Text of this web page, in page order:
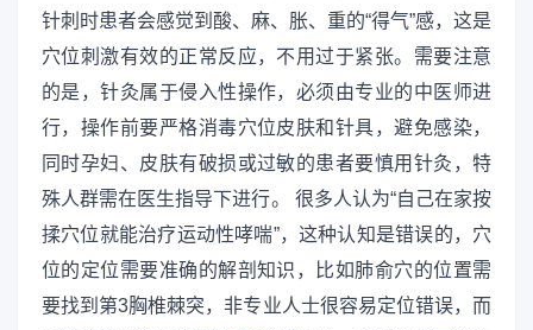
针刺时患者会感觉到酸、麻、胀、重的“得气”感，这是
穴位刺激有效的正常反应，不用过于紧张。需要注意
的是，针灸属于侵入性操作，必须由专业的中医师进
行，操作前要严格消毒穴位皮肤和针具，避免感染，
同时孕妇、皮肤有破损或过敏的患者要慎用针灸，特
殊人群需在医生指导下进行。 很多人认为“自己在家按
揉穴位就能治疗运动性哮喘”，这种认知是错误的，穴
位的定位需要准确的解剖知识，比如肺俞穴的位置需
要找到第3胸椎棘突，非专业人士很容易定位错误，而